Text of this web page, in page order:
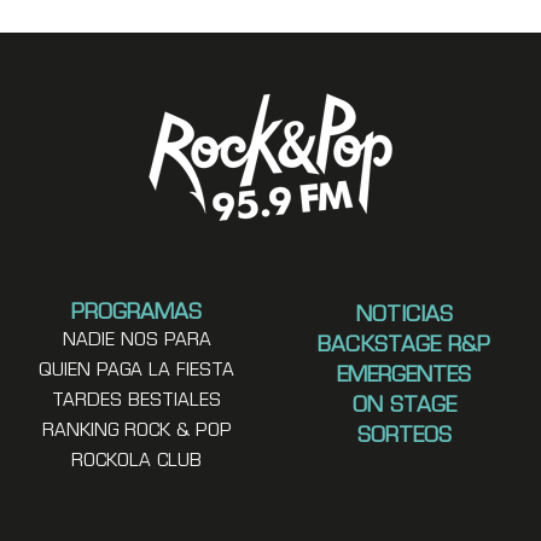
PROGRAMAS
NADIE NOS PARA
QUIEN PAGA LA FIESTA
TARDES BESTIALES
RANKING ROCK & POP
ROCKOLA CLUB
NOTICIAS
BACKSTAGE R&P
EMERGENTES
ON STAGE
SORTEOS